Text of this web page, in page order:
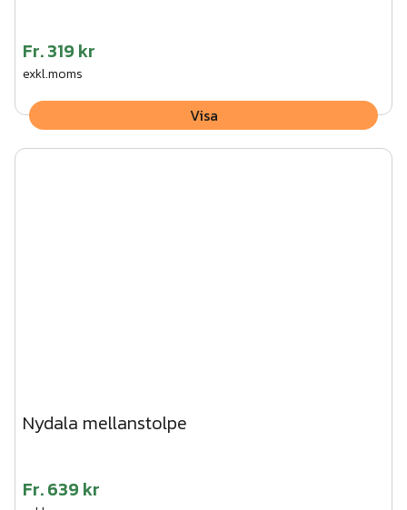
Fr.319 kr
exkl.moms
Visa
Nydala mellanstolpe
Fr.639 kr